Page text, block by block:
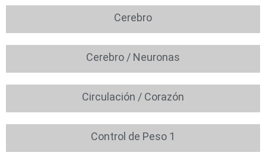
Cerebro
Cerebro / Neuronas
Circulación / Corazón
Control de Peso 1